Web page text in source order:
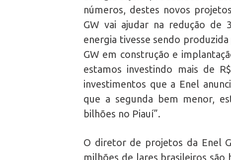
números, destes novos
GW vai ajudar na redução de
energia tivesse sendo
GW em construção e
estamos investindo mais de
investimentos que a Enel
que a segunda bem menor,
bilhões no Piauí”.
O diretor de projetos da Enel
milhões de lares brasileiros